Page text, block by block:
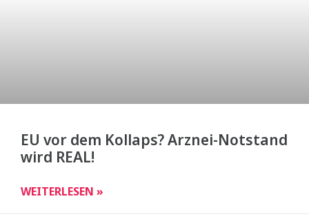
EU vor dem Kollaps? Arznei-Notstand
wird REAL!
WEITERLESEN »